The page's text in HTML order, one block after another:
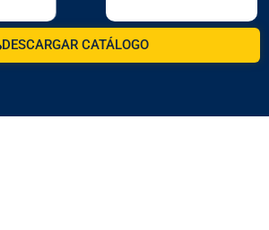
DESCARGAR CATÁLOGO